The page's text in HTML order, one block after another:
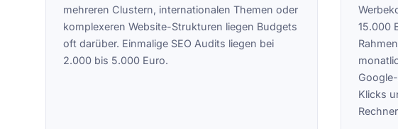
mehreren Clustern, internationalen Themen oder
komplexeren Website-Strukturen liegen Budgets
oft darüber. Einmalige SEO Audits liegen bei
2.000 bis 5.000 Euro.
15.000
Klicks